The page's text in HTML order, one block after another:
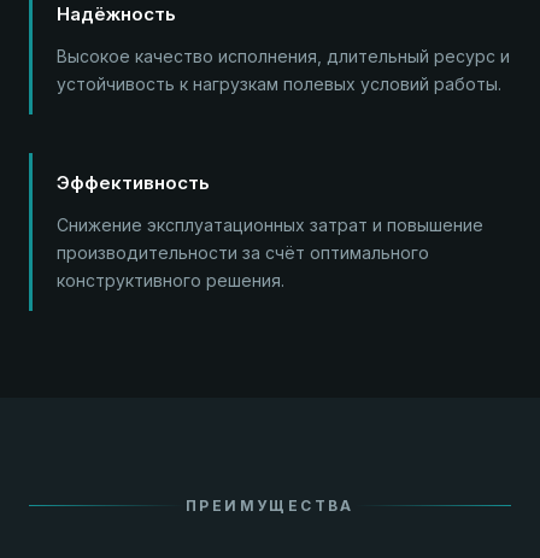
Надёжность
Высокое качество исполнения, длительный ресурс и
устойчивость к нагрузкам полевых условий работы.
Эффективность
Снижение эксплуатационных затрат и повышение
производительности за счёт оптимального
конструктивного решения.
ПРЕИМУЩЕСТВА